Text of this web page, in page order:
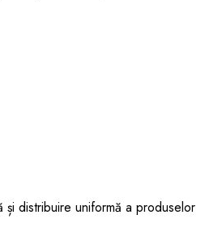
distribuire uniformă a produselor